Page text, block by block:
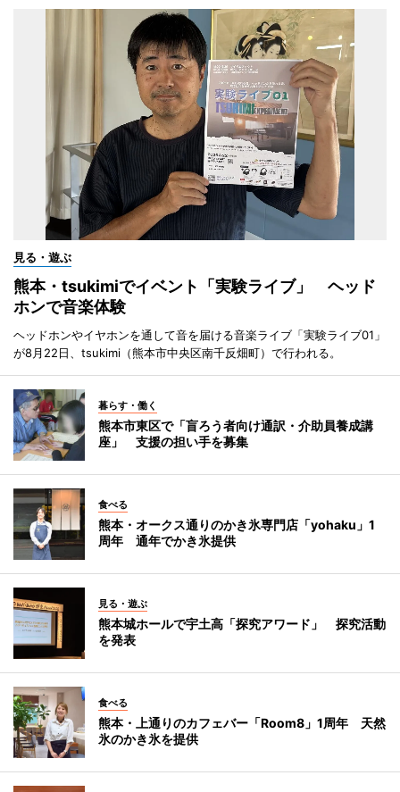
見る・遊ぶ
熊本・tsukimiでイベント「実験ライブ」 ヘッド
ホンで音楽体験
ヘッドホンやイヤホンを通して音を届ける音楽ライブ「実験ライブ01」
が8月22日、tsukimi（熊本市中央区南千反畑町）で行われる。
暮らす・働く
熊本市東区で「盲ろう者向け通訳・介助員養成講
座」 支援の担い手を募集
食べる
熊本・オークス通りのかき氷専門店「yohaku」1
周年 通年でかき氷提供
見る・遊ぶ
熊本城ホールで宇土高「探究アワード」 探究活動
を発表
食べる
熊本・上通りのカフェバー「Room8」1周年 天然
氷のかき氷を提供